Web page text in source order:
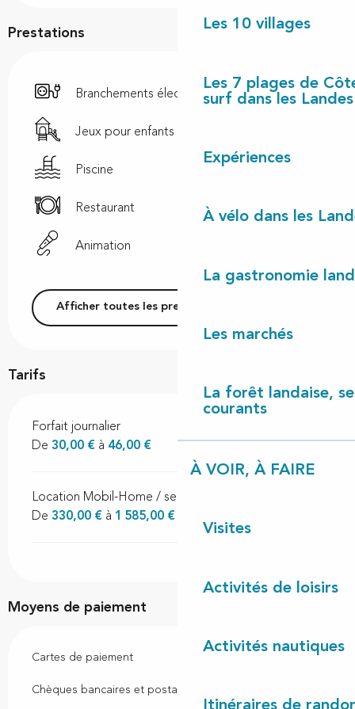
Les 10 villages
Les 7 plages de
surf dans les Landes
Expériences
À vélo dans les
La gastronomie
Les marchés
La forêt landaise,
courants
À VOIR, À FAIRE
Visites
Activités de loisirs
Activités nautiques
Prestations
Branchements électriques
Jeux pour enfants / Espace jeux
Piscine
Restaurant
Animation
Afficher toutes les prestations
Tarifs
Forfait journalier
De 30,00 € à 46,00 €
Location Mobil-Home / semaine
De 330,00 € à 1 585,00 €
Moyens de paiement
Cartes de paiement
Chèques bancaires et postaux